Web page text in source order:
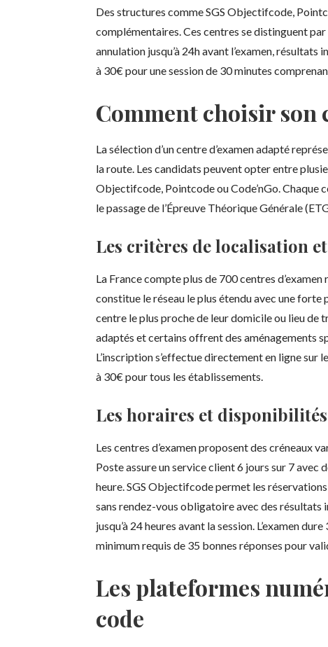
Des structures comme SGS Objectifcode,
complémentaires. Ces centres se distinguent
annulation jusqu’à 24h avant l’examen,
à 30€ pour une session de 30 minutes
Comment choisir son
La sélection d’un centre d’examen adapté
la route. Les candidats peuvent opter entre
Objectifcode, Pointcode ou Code’nGo.
le passage de l’Épreuve Théorique Générale
Les critères de localisation
La France compte plus de 700 centres
constitue le réseau le plus étendu avec une
centre le plus proche de leur domicile ou lieu de
adaptés et certains offrent des aménagements
L’inscription s’effectue directement en ligne sur
à 30€ pour tous les établissements.
Les horaires et disponibilités
Les centres d’examen proposent des créneaux
Poste assure un service client 6 jours sur 7 avec
heure. SGS Objectifcode permet les
sans rendez-vous obligatoire avec des résultats
jusqu’à 24 heures avant la session. L’examen
minimum requis de 35 bonnes réponses pour
Les plateformes
code